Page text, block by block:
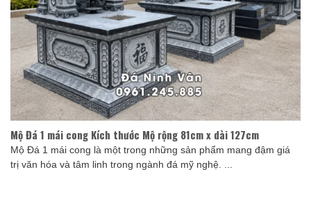
Mộ Đá 1 mái cong Kích thước Mộ rộng 81cm x dài 127cm
Mộ Đá 1 mái cong là một trong những sản phẩm mang đậm giá
trị văn hóa và tâm linh trong ngành đá mỹ nghệ. ...